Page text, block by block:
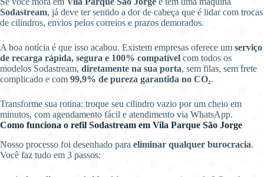
Sodastream, já deve ter sentido a dor de cabeça que é lidar com trocas
de cilindros, envios pelos correios e prazos demorados.
A boa notícia é que isso acabou. Existem empresas oferece um serviço
de recarga rápida, segura e 100% compatível com todos os
modelos Sodastream, diretamente na sua porta, sem filas, sem frete
complicado e com 99,9% de pureza garantida no CO₂.
Transforme sua rotina: troque seu cilindro vazio por um cheio em
minutos, com agendamento fácil e atendimento via WhatsApp.
Como funciona o refil Sodastream em Vila Parque São Jorge
Nosso processo foi desenhado para eliminar qualquer burocracia.
Você faz tudo em 3 passos: